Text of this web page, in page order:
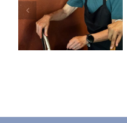
2026-03-05 Siem
Reap